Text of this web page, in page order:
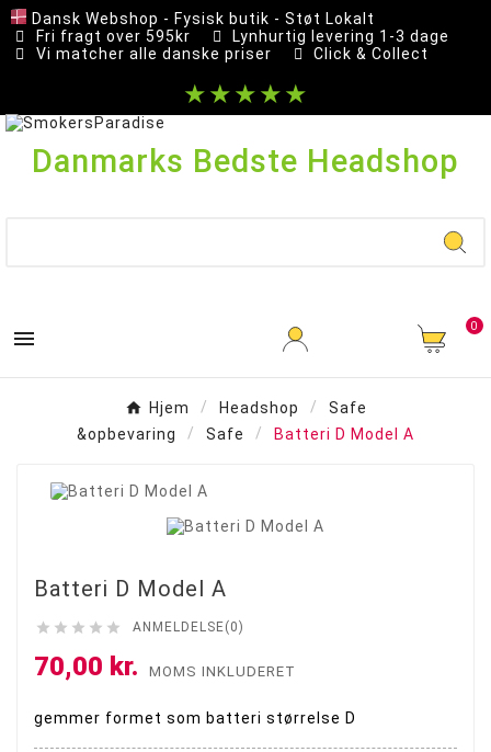
Dansk Webshop - Fysisk butik - Støt Lokalt
Fri fragt over 595kr
Lynhurtig levering 1-3 dage
Vi matcher alle danske priser
Click & Collect
★★★★★
Danmarks Bedste Headshop
 0
Hjem Headshop
Safe
&opbevaring
Safe Batteri D Model A
Batteri D Model A
     ANMELDELSE(0)
70,00 kr. MOMS INKLUDERET
gemmer formet som batteri størrelse D